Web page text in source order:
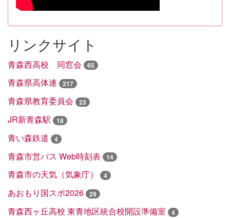
リンクサイト
青森西高校 同窓会 65
青森県高体連 217
青森県教育委員会 23
JR新青森駅 18
青い森鉄道 4
青森市営バス Web時刻表 14
青森市の天気（気象庁） 4
あおもり国スポ2026 29
青森西ヶ丘高校 東青地区統合校開設準備室 4